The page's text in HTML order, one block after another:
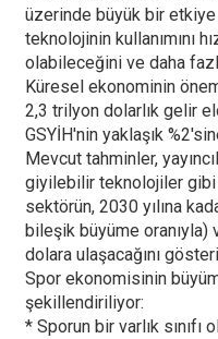
üzerinde büyük bir
teknolojinin kullanımını
olabileceğini ve daha
Küresel ekonominin
2,3 trilyon dolarlık gelir
GSYİH'nin yaklaşık
Mevcut tahminler,
giyilebilir teknolojiler gibi
sektörün, 2030 yılına
bileşik büyüme oranıyla)
dolara ulaşacağını
Spor ekonomisinin
şekillendiriliyor:
* Sporun bir varlık sınıfı